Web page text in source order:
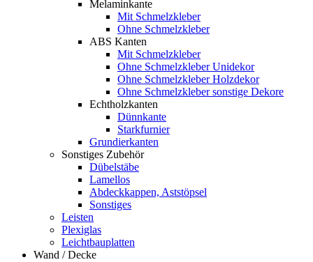
Melaminkante
Mit Schmelzkleber
Ohne Schmelzkleber
ABS Kanten
Mit Schmelzkleber
Ohne Schmelzkleber Unidekor
Ohne Schmelzkleber Holzdekor
Ohne Schmelzkleber sonstige Dekore
Echtholzkanten
Dünnkante
Starkfurnier
Grundierkanten
Sonstiges Zubehör
Dübelstäbe
Lamellos
Abdeckkappen, Aststöpsel
Sonstiges
Leisten
Plexiglas
Leichtbauplatten
Wand / Decke